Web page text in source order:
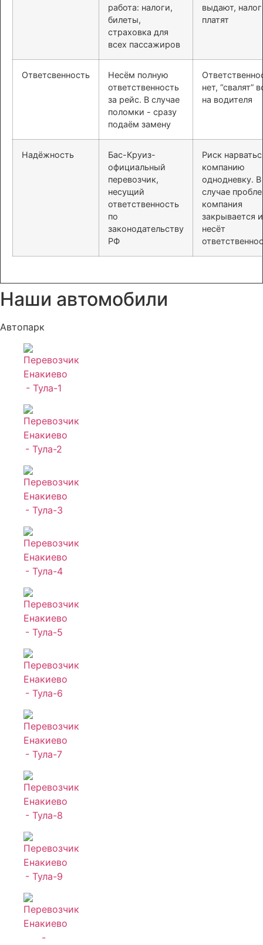
работа: налоги,
билеты,
страховка для
всех пассажиров
выдают,
платят
Ответсвенность
Несём полную
ответственность
за рейс. В случае
поломки - сразу
подаём замену
нет, “свалят”
на водителя
Надёжность
Бас-Круиз-
официальный
перевозчик,
несущий
ответственность
по
законодательству
РФ
Риск
компанию
однодневку. В
случае
компания
закрывается
несёт
Наши автомобили
Автопарк